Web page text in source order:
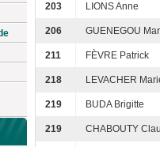
203 LIONS Anne
206 GUENEGOU
211 FÈVRE Patrick
218 LEVACHER
219 BUDA Brigitte
219 CHABOUTY